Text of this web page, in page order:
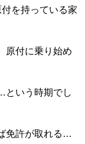
を持っている家
原付に乗り始め
という時期でし
免許が取れる…